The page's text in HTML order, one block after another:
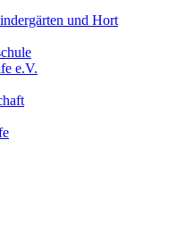
und Hort
e.V.